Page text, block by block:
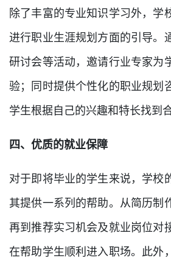
除了丰富的专业知识学习外，学
进行职业生涯规划方面的引导。
研讨会等活动，邀请行业专家为
验；同时提供个性化的职业规划
学生根据自己的兴趣和特长找到
四、优质的就业保障
对于即将毕业的学生来说，学校
其提供一系列的帮助。从简历制
再到推荐实习机会及就业岗位对
在帮助学生顺利进入职场。此外